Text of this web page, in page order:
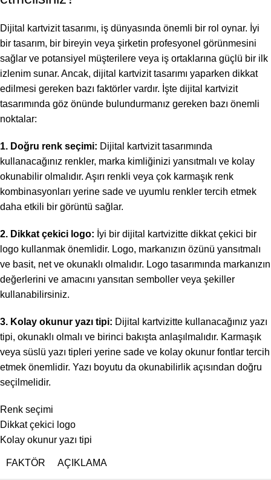
Dijital kartvizit tasarımı, iş dünyasında önemli bir rol oynar. İyi
bir tasarım, bir bireyin veya şirketin profesyonel görünmesini
sağlar ve potansiyel müşterilere veya iş ortaklarına güçlü bir ilk
izlenim sunar. Ancak, dijital kartvizit tasarımı yaparken dikkat
edilmesi gereken bazı faktörler vardır. İşte dijital kartvizit
tasarımında göz önünde bulundurmanız gereken bazı önemli
noktalar:
1. Doğru renk seçimi: Dijital kartvizit tasarımında
kullanacağınız renkler, marka kimliğinizi yansıtmalı ve kolay
okunabilir olmalıdır. Aşırı renkli veya çok karmaşık renk
kombinasyonları yerine sade ve uyumlu renkler tercih etmek
daha etkili bir görüntü sağlar.
2. Dikkat çekici logo: İyi bir dijital kartvizitte dikkat çekici bir
logo kullanmak önemlidir. Logo, markanızın özünü yansıtmalı
ve basit, net ve okunaklı olmalıdır. Logo tasarımında markanızın
değerlerini ve amacını yansıtan semboller veya şekiller
kullanabilirsiniz.
3. Kolay okunur yazı tipi: Dijital kartvizitte kullanacağınız yazı
tipi, okunaklı olmalı ve birinci bakışta anlaşılmalıdır. Karmaşık
veya süslü yazı tipleri yerine sade ve kolay okunur fontlar tercih
etmek önemlidir. Yazı boyutu da okunabilirlik açısından doğru
seçilmelidir.
Renk seçimi
Dikkat çekici logo
Kolay okunur yazı tipi
FAKTÖR AÇIKLAMA